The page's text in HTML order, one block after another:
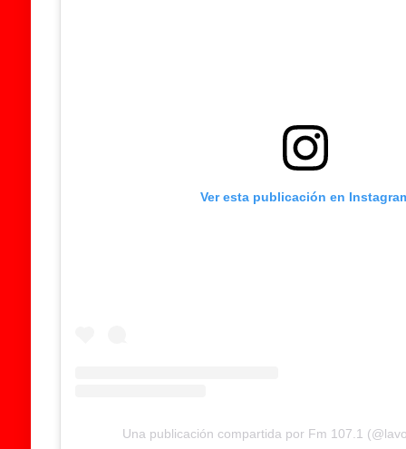
Ver esta publicación en
Una publicación compartida por Fm 107.1